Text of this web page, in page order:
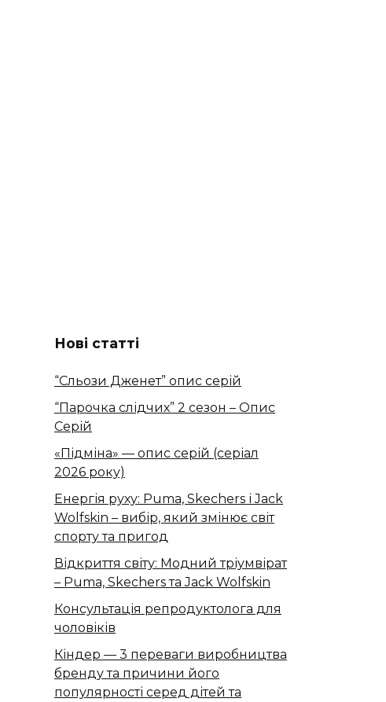
Нові статті
“Сльози Дженет” опис серій
“Парочка слідчих” 2 сезон – Опис
Серій
«Підміна» — опис серій (серіал
2026 року)
Енергія руху: Puma, Skechers і Jack
Wolfskin – вибір, який змінює світ
спорту та пригод
Відкриття світу: Модний тріумвірат
– Puma, Skechers та Jack Wolfskin
Консультація репродуктолога для
чоловіків
Кіндер — 3 переваги виробництва
бренду та причини його
популярності серед дітей та